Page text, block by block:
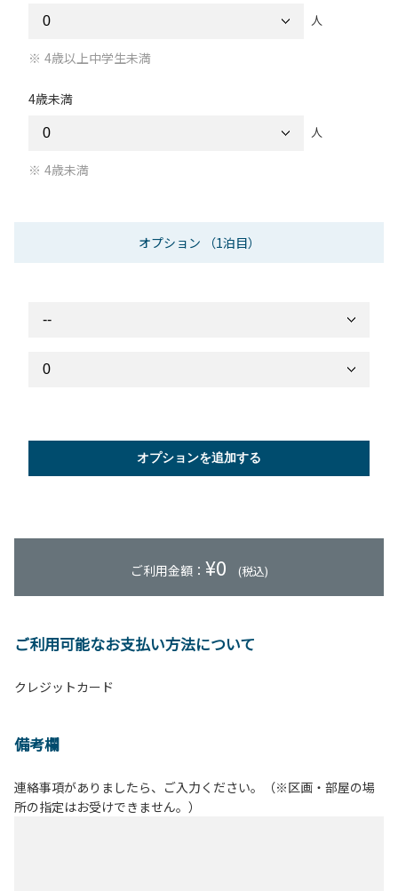
人
4歳以上中学生未満
4歳未満
人
4歳未満
オプション （1泊目）
オプションを追加する
ご利用金額： ¥0 (税込)
ご利用可能なお支払い方法について
クレジットカード
備考欄
連絡事項がありましたら、ご入力ください。（※区画・部屋の場
所の指定はお受けできません。）